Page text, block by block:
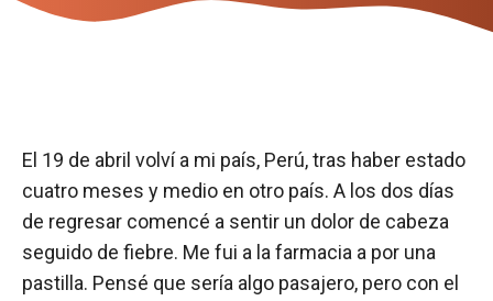
El 19 de abril volví a mi país, Perú, tras haber estado
cuatro meses y medio en otro país. A los dos días
de regresar comencé a sentir un dolor de cabeza
seguido de fiebre. Me fui a la farmacia a por una
pastilla. Pensé que sería algo pasajero, pero con el